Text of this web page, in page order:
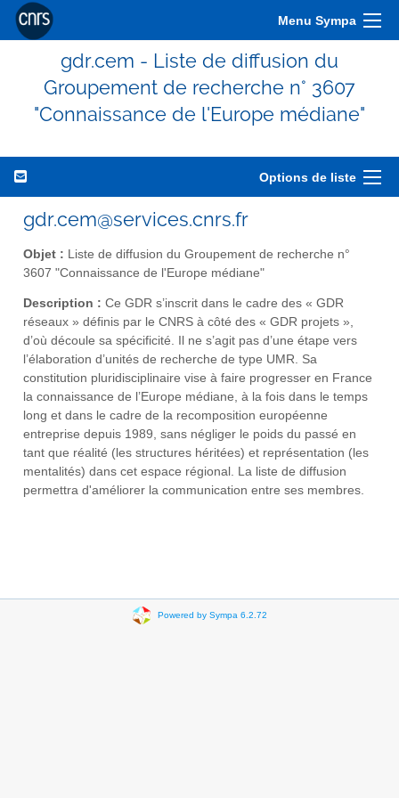
Menu Sympa
gdr.cem - Liste de diffusion du
Groupement de recherche n° 3607
"Connaissance de l'Europe médiane"
Options de liste
gdr.cem@services.cnrs.fr
Objet : Liste de diffusion du Groupement de recherche n°
3607 "Connaissance de l'Europe médiane"
Description : Ce GDR s’inscrit dans le cadre des « GDR
réseaux » définis par le CNRS à côté des « GDR projets »,
d’où découle sa spécificité. Il ne s’agit pas d’une étape vers
l’élaboration d’unités de recherche de type UMR. Sa
constitution pluridisciplinaire vise à faire progresser en France
la connaissance de l’Europe médiane, à la fois dans le temps
long et dans le cadre de la recomposition européenne
entreprise depuis 1989, sans négliger le poids du passé en
tant que réalité (les structures héritées) et représentation (les
mentalités) dans cet espace régional. La liste de diffusion
permettra d'améliorer la communication entre ses membres.
Powered by Sympa 6.2.72